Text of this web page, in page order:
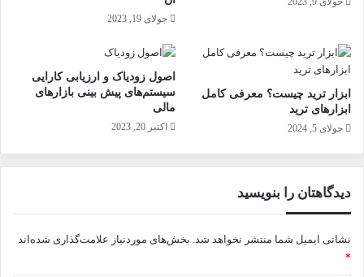
جولای 19, 2023
ابزار ترید چیست؟ معرفی کامل
ابزارهای ترید
جولای 5, 2024
اصول زودیاک و ارزیابی کارایی
سیستم‌های پیش بینی بازارهای
مالی
اکتبر 20, 2023
دیدگاهتان را بنویسید
نشانی ایمیل شما منتشر نخواهد شد. بخش‌های موردنیاز علامت‌گذاری شده‌اند
*